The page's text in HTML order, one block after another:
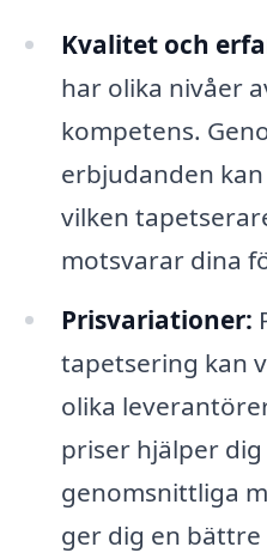
Kvalitet och
har olika nivåer
kompetens.
erbjudanden
vilken
motsvarar dina
Prisvariationer:
tapetsering kan
olika
priser hjälper
genomsnittliga
ger dig en bättre